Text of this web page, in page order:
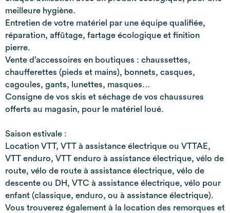
meilleure hygiène.
Entretien de votre matériel par une équipe qualifiée,
réparation, affûtage, fartage écologique et finition
pierre.
Vente d’accessoires en boutiques : chaussettes,
chaufferettes (pieds et mains), bonnets, casques,
cagoules, gants, lunettes, masques…
Consigne de vos skis et séchage de vos chaussures
offerts au magasin, pour le matériel loué.
Saison estivale :
Location VTT, VTT à assistance électrique ou VTTAE,
VTT enduro, VTT enduro à assistance électrique, vélo de
route, vélo de route à assistance électrique, vélo de
descente ou DH, VTC à assistance électrique, vélo pour
enfant (classique, enduro, ou à assistance électrique).
Vous trouverez également à la location des remorques et